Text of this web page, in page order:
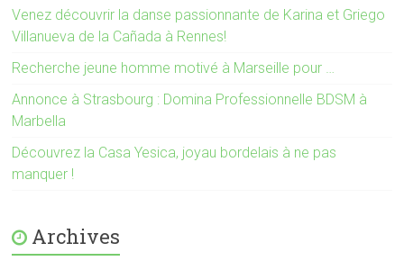
ê
r
)
n
t
e
)
Venez découvrir la danse passionnante de Karina et Griego
Villanueva de la Cañada à Rennes!
Recherche jeune homme motivé à Marseille pour …
Annonce à Strasbourg : Domina Professionnelle BDSM à
Marbella
Découvrez la Casa Yesica, joyau bordelais à ne pas
manquer !
Archives